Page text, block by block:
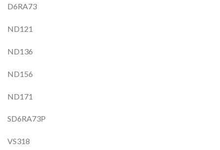
D6RA73
ND121
ND136
ND156
ND171
SD6RA73P
VS318